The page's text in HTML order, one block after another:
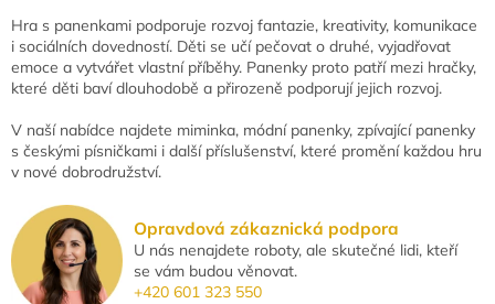
Hra s panenkami podporuje rozvoj fantazie, kreativity, komunikace
i sociálních dovedností. Děti se učí pečovat o druhé, vyjadřovat
emoce a vytvářet vlastní příběhy. Panenky proto patří mezi hračky,
které děti baví dlouhodobě a přirozeně podporují jejich rozvoj.
V naší nabídce najdete miminka, módní panenky, zpívající panenky
s českými písničkami i další příslušenství, které promění každou hru
v nové dobrodružství.
Opravdová zákaznická podpora
U nás nenajdete roboty, ale skutečné lidi, kteří
se vám budou věnovat.
+420 601 323 550